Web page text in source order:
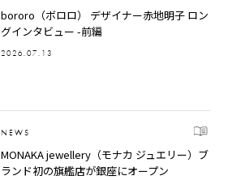
bororo（ボロロ） デザイナー赤地明子 ロン
グインタビュー -前編
2026.07.13
NEWS
MONAKA jewellery（モナカ ジュエリー）ブ
ランド初の旗艦店が銀座にオープン